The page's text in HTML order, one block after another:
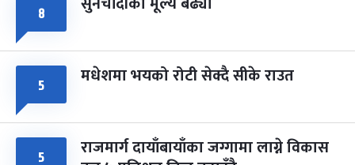
८
५ मधेशमा भयको रोटी सेक्दै सीके राउत
५ राजमार्ग दायाँबायाँका जग्गामा लाग्ने विकास